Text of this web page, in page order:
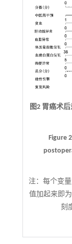
图2 胃癌术
Figure
注： 每个变
值加起来即
刻